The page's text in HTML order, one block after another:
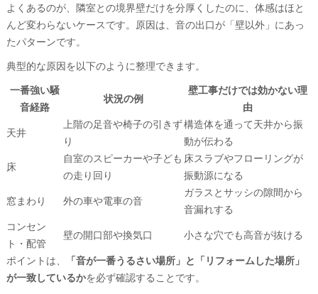
よくあるのが、隣室との境界壁だけを分厚くしたのに、体感はほと
んど変わらないケースです。原因は、音の出口が「壁以外」にあっ
たパターンです。
典型的な原因を以下のように整理できます。
一番強い騒
音経路
状況の例
壁工事だけでは効かない理
由
天井
上階の足音や椅子の引きず
り
構造体を通って天井から振
動が伝わる
床
自室のスピーカーや子ども
の走り回り
床スラブやフローリングが
振動源になる
窓まわり
外の車や電車の音
ガラスとサッシの隙間から
音漏れする
コンセン
ト・配管
壁の開口部や換気口
小さな穴でも高音が抜ける
ポイントは、
「音が一番うるさい場所」と「リフォームした場所」
が一致しているかを必ず確認することです。